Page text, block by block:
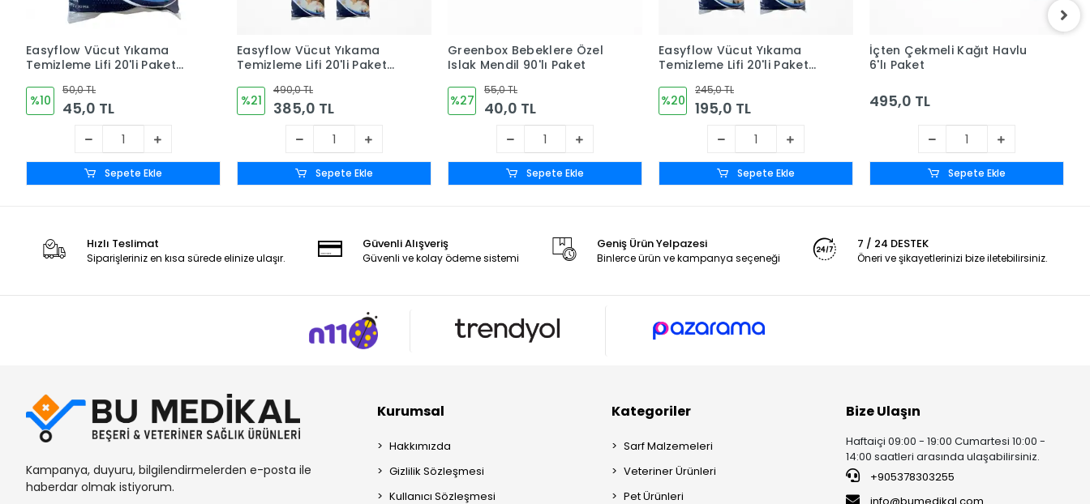
Easyflow Vücut Yıkama
Temizleme Lifi 20'li Paket
%10
50,0 TL
45,0 TL
Sepete Ekle
Easyflow Vücut Yıkama
Temizleme Lifi 20'li Paket
%21
490,0 TL
385,0 TL
Sepete Ekle
Greenbox Bebeklere Özel
Islak Mendil 90'lı Paket
%27
55,0 TL
40,0 TL
Sepete Ekle
Easyflow Vücut Yıkama
Temizleme Lifi 20'li Paket
%20
245,0 TL
195,0 TL
Sepete Ekle
İçten Çekmeli Kağıt Havlu
6'lı Paket
495,0 TL
Sepete Ekle
Hızlı Teslimat
Siparişleriniz en kısa sürede elinize ulaşır.
Güvenli Alışveriş
Güvenli ve kolay ödeme sistemi
Geniş Ürün Yelpazesi
Binlerce ürün ve kampanya seçeneği
7 / 24 DESTEK
Öneri ve şikayetlerinizi bize iletebilirsiniz.
Kampanya, duyuru, bilgilendirmelerden e-posta ile
haberdar olmak istiyorum.
Kurumsal
Hakkımızda
Gizlilik Sözleşmesi
Kullanıcı Sözleşmesi
Kategoriler
Sarf Malzemeleri
Veteriner Ürünleri
Pet Ürünleri
Bize Ulaşın
Haftaiçi 09:00 - 19:00 Cumartesi 10:00 -
14:00 saatleri arasında ulaşabilirsiniz.
+905378303255